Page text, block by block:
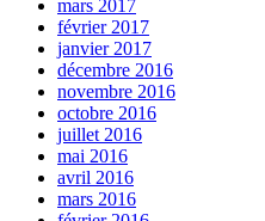
mars 2017
février 2017
janvier 2017
décembre 2016
novembre 2016
octobre 2016
juillet 2016
mai 2016
avril 2016
mars 2016